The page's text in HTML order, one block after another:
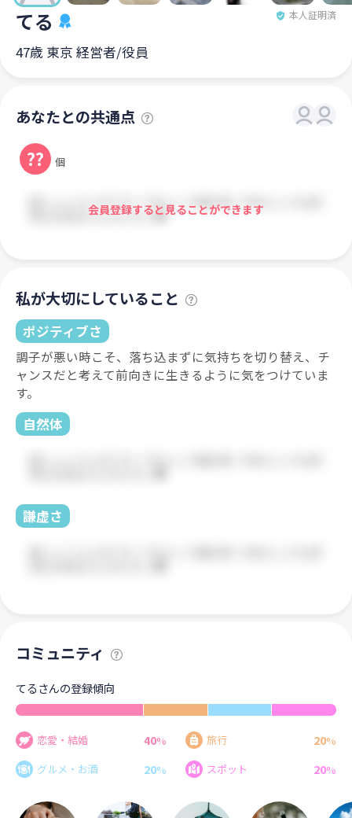
てる 本人証明済
47歳 東京 経営者/役員
あなたとの共通点
?? 個
会員登録すると見ることができます
私が大切にしていること
ポジティブさ
調子が悪い時こそ、落ち込まずに気持ちを切り替え、チ
ャンスだと考えて前向きに生きるように気をつけていま
す。
自然体
謙虚さ
コミュニティ
てるさんの登録傾向
恋愛・結婚 40% 旅行 20%
グルメ・お酒
20% スポット 20%